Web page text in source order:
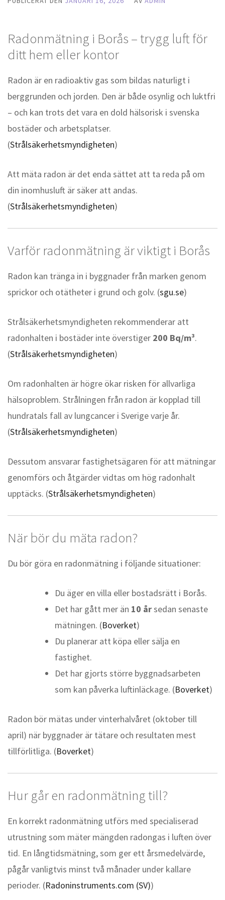
Radonmätning i Borås – trygg luft för
ditt hem eller kontor
Radon är en radioaktiv gas som bildas naturligt i
berggrunden och jorden. Den är både osynlig och luktfri
– och kan trots det vara en dold hälsorisk i svenska
bostäder och arbetsplatser.
(Strålsäkerhetsmyndigheten)
Att mäta radon är det enda sättet att ta reda på om
din inomhusluft är säker att andas.
(Strålsäkerhetsmyndigheten)
Varför radonmätning är viktigt i Borås
Radon kan tränga in i byggnader från marken genom
sprickor och otätheter i grund och golv. (sgu.se)
Strålsäkerhetsmyndigheten rekommenderar att
radonhalten i bostäder inte överstiger 200 Bq/m³.
(Strålsäkerhetsmyndigheten)
Om radonhalten är högre ökar risken för allvarliga
hälsoproblem. Strålningen från radon är kopplad till
hundratals fall av lungcancer i Sverige varje år.
(Strålsäkerhetsmyndigheten)
Dessutom ansvarar fastighetsägaren för att mätningar
genomförs och åtgärder vidtas om hög radonhalt
upptäcks. (Strålsäkerhetsmyndigheten)
När bör du mäta radon?
Du bör göra en radonmätning i följande situationer:
Du äger en villa eller bostadsrätt i Borås.
Det har gått mer än 10 årsedan senaste
mätningen. (Boverket)
Du planerar att köpa eller sälja en
fastighet.
Det har gjorts större byggnadsarbeten
som kan påverka luftinläckage. (Boverket)
Radon bör mätas under vinterhalvåret (oktober till
april) när byggnader är tätare och resultaten mest
tillförlitliga. (Boverket)
Hur går en radonmätning till?
En korrekt radonmätning utförs med specialiserad
utrustning som mäter mängden radongas i luften över
tid. En långtidsmätning, som ger ett årsmedelvärde,
pågår vanligtvis minst två månader under kallare
perioder. (Radoninstruments.com (SV))